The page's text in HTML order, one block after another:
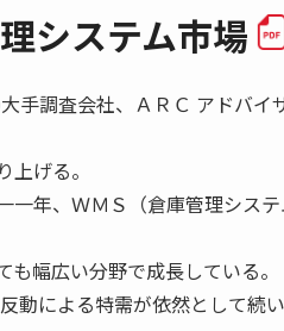
システム市場
調査会社、ＡＲＣ アドバイ
げる。
年、ＷＭＳ（倉庫管理シス
幅広い分野で成長している。
動による特需が依然として続